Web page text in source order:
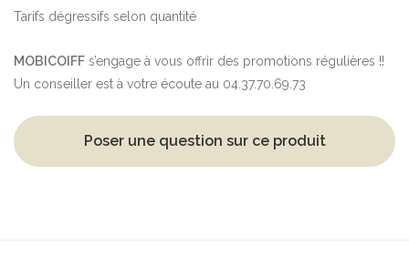
Tarifs dégressifs selon quantité
MOBICOIFF s’engage à vous offrir des promotions régulières !!
Un conseiller est à votre écoute au 04.37.70.69.73
Poser une question sur ce produit